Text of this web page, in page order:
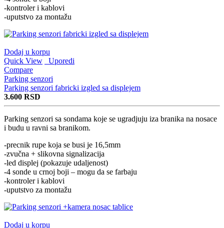
-kontroler i kablovi
-uputstvo za montažu
Dodaj u korpu
Quick View
Uporedi
Compare
Parking senzori
Parking senzori fabricki izgled sa displejem
3.600 RSD
Parking senzori sa sondama koje se ugradjuju iza branika na nosace
i budu u ravni sa branikom.
-precnik rupe koja se busi je 16,5mm
-zvučna + slikovna signalizacija
-led displej (pokazuje udaljenost)
-4 sonde u crnoj boji – mogu da se farbaju
-kontroler i kablovi
-uputstvo za montažu
Dodaj u korpu